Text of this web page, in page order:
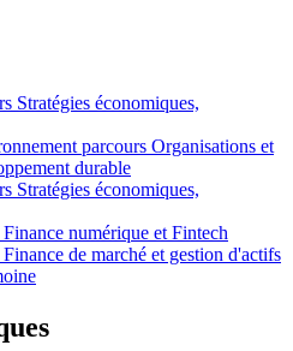
Stratégies économiques,
parcours Organisations et
durable
Stratégies économiques,
numérique et Fintech
de marché et gestion d'actifs